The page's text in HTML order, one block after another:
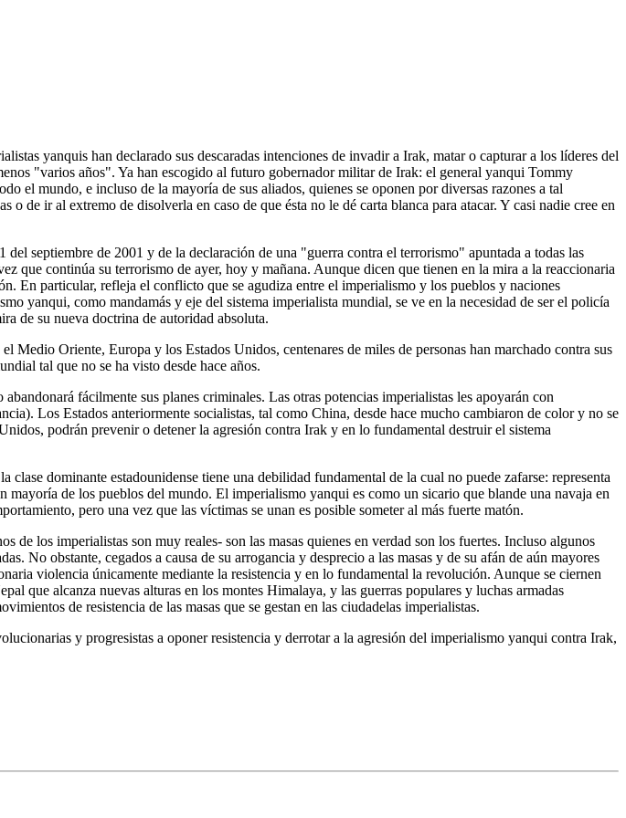
yanquis han declarado sus descaradas intenciones de invadir a Irak, matar o capturar a los líderes del
"varios años". Ya han escogido al futuro gobernador militar de Irak: el general yanqui Tommy
el mundo, e incluso de la mayoría de sus aliados, quienes se oponen por diversas razones a tal
de ir al extremo de disolverla en caso de que ésta no le dé carta blanca para atacar. Y casi nadie cree en
septiembre de 2001 y de la declaración de una "guerra contra el terrorismo" apuntada a todas las
que continúa su terrorismo de ayer, hoy y mañana. Aunque dicen que tienen en la mira a la reaccionaria
En particular, refleja el conflicto que se agudiza entre el imperialismo y los pueblos y naciones
como mandamás y eje del sistema imperialista mundial, se ve en la necesidad de ser el policía
de su nueva doctrina de autoridad absoluta.
Oriente, Europa y los Estados Unidos, centenares de miles de personas han marchado contra sus
tal que no se ha visto desde hace años.
fácilmente sus planes criminales. Las otras potencias imperialistas les apoyarán con
Los Estados anteriormente socialistas, tal como China, desde hace mucho cambiaron de color y no se
podrán prevenir o detener la agresión contra Irak y en lo fundamental destruir el sistema
dominante estadounidense tiene una debilidad fundamental de la cual no puede zafarse: representa
de los pueblos del mundo. El imperialismo yanqui es como un sicario que blande una navaja en
pero una vez que las víctimas se unan es posible someter al más fuerte matón.
de los imperialistas son muy reales- son las masas quienes en verdad son los fuertes. Incluso algunos
No obstante, cegados a causa de su arrogancia y desprecio a las masas y de su afán de aún mayores
violencia únicamente mediante la resistencia y en lo fundamental la revolución. Aunque se ciernen
que alcanza nuevas alturas en los montes Himalaya, y las guerras populares y luchas armadas
de resistencia de las masas que se gestan en las ciudadelas imperialistas.
y progresistas a oponer resistencia y derrotar a la agresión del imperialismo yanqui contra Irak,